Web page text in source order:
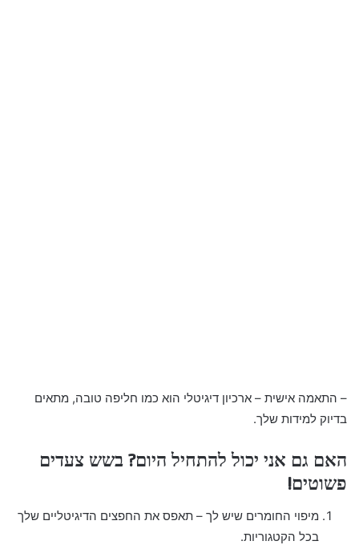
– התאמה אישית – ארכיון דיגיטלי הוא כמו חליפה טובה, מתאים
בדיוק למידות שלך.
האם גם אני יכול להתחיל היום? בשש צעדים
פשוטים!
מיפוי החומרים שיש לך – תאפס את החפצים הדיגיטליים שלך
בכל הקטגוריות.